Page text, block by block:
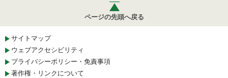
ページの先頭へ戻る
サイトマップ
ウェブアクセシビリティ
プライバシーポリシー・免責事項
著作権・リンクについて